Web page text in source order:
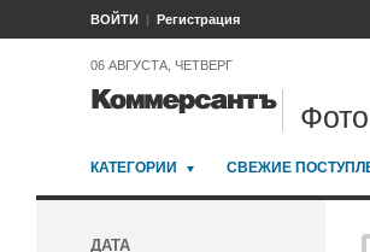
ВОЙТИ Регистрация
06 АВГУСТА, ЧЕТВЕРГ
Фото
КАТЕГОРИИ СВЕЖИЕ
ДАТА